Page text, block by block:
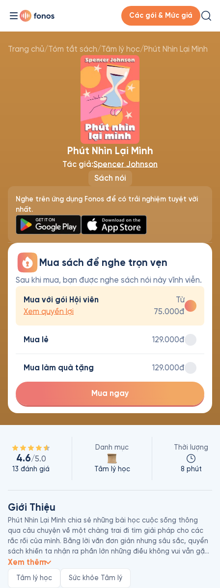
Các gói & Mức giá
Trang chủ/Tóm tắt sách/Tâm lý học/Phút Nhìn Lại Mình
Sách nói
Phút Nhìn Lại Mình
Tác giả:Spencer Johnson
Nghe trên ứng dụng Fonos để có trải nghiệm tuyệt vời
nhất.
Mua sách để nghe trọn vẹn
Sau khi mua, bạn được nghe sách nói này vĩnh viễn.
Mua với gói Hội viên
Xem quyền lợi
Từ
75.000đ
Mua lẻ 129.000đ
Mua làm quà tặng 129.000đ
Mua ngay
4.6/5.0
13 đánh giá
Danh mục
Tâm lý học
Thời lượng
8 phút
Giới Thiệu
Phút Nhìn Lại Mình chia sẻ những bài học cuộc sống thông
qua câu chuyện về một chàng trai đi tìm giải pháp cho các
rắc rối của mình. Bằng lời văn đơn giản nhưng sâu sắc, quyển
sách khiến ta nhận ra phần lớn những điều không vui vẫn gặp
thường ngày đều xuất phát từ việc ta không biết yêu thương
cho chính mình để trở nên hạnh phúc hơn trong cuộc sống.
Xem thêm
Tâm lý học Sức khỏe Tâm lý